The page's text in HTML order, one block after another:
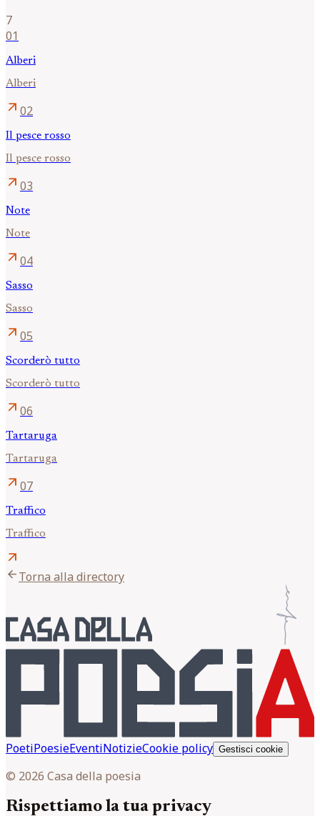
7
01
Alberi
Alberi
arrow_outward 02
Il pesce rosso
Il pesce rosso
arrow_outward 03
Note
Note
arrow_outward 04
Sasso
Sasso
arrow_outward 05
Scorderò tutto
Scorderò tutto
arrow_outward 06
Tartaruga
Tartaruga
arrow_outward 07
Traffico
Traffico
arrow_outward
arrow_backTorna alla directory
PoetiPoesieEventiNotizieCookie policy Gestisci cookie
© 2026 Casa della poesia
Rispettiamo la tua privacy